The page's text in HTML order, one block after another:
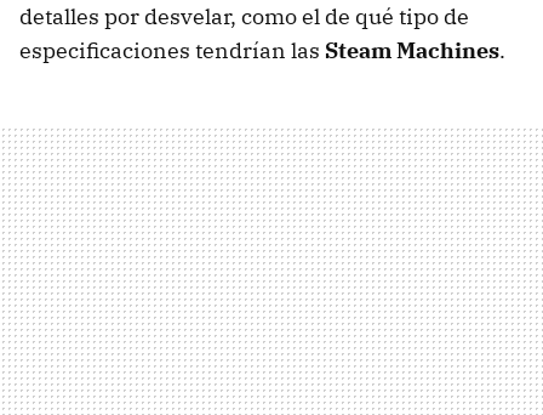
detalles por desvelar, como el de qué tipo de
especificaciones tendrían las Steam Machines.